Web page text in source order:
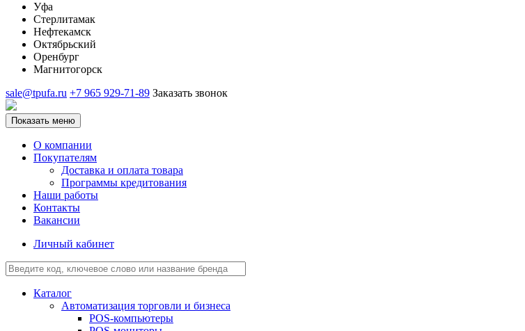
Уфа
Стерлитамак
Нефтекамск
Октябрьский
Оренбург
Магнитогорск
sale@tpufa.ru +7 965 929-71-89 Заказать звонок
Показать меню
О компании
Покупателям
Доставка и оплата товара
Программы кредитования
Наши работы
Контакты
Вакансии
Личный кабинет
Каталог
Автоматизация торговли и бизнеса
POS-компьютеры